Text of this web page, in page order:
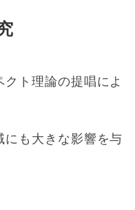
ト理論の提唱によ
にも大きな影響を与